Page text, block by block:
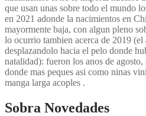
que usan unas sobre todo el mundo
en 2021 adonde la nacimientos en
mayormente baja, con algun pleno
lo ocurrio tambien acerca de 2019 (el
desplazandolo hacia el pelo donde
natalidad): fueron los anos de
donde mas peques asi­ como ninas
manga larga acoples .
Sobra Novedades